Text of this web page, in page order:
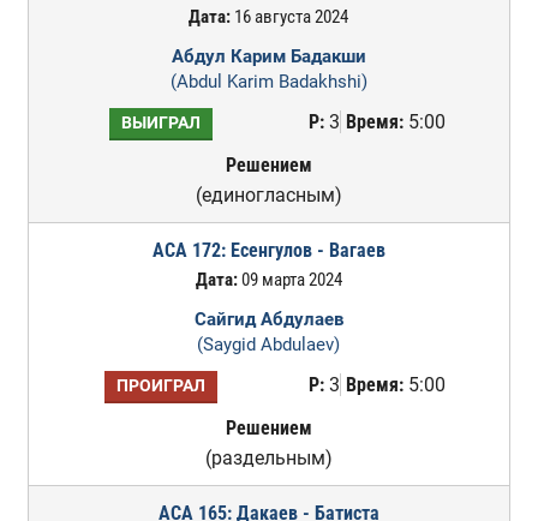
Дата: 16 августа 2024
Абдул Карим Бадакши
(Abdul Karim Badakhshi)
ВЫИГРАЛ Р:3 Время:5:00
Решением
(единогласным)
ACA 172: Есенгулов - Вагаев
Дата:09 марта 2024
Сайгид Абдулаев
(Saygid Abdulaev)
ПРОИГРАЛ Р:3 Время:5:00
Решением
(раздельным)
ACA 165: Дакаев - Батиста